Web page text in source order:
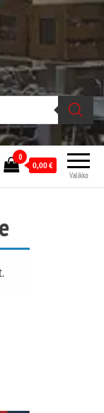
on vaihtoehtomusaan
verkko- sekä
Helsingissä Kallion
Valikko
0
0,00€